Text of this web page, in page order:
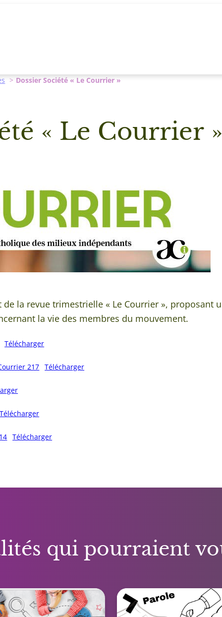
Dossier Société « Le Courrier »
« Le Courrier »
de la revue trimestrielle « Le Courrier », proposant
la vie des membres du mouvement.
Télécharger
217 Télécharger
Télécharger
Télécharger
qui pourraient